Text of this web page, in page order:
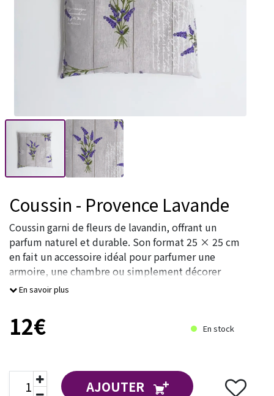
Coussin - Provence Lavande
Coussin garni de fleurs de lavandin, offrant un
parfum naturel et durable. Son format 25 × 25 cm
en fait un accessoire idéal pour parfumer une
armoire, une chambre ou simplement décorer
votre intérieur.
En savoir plus
12€ En stock
AJOUTER